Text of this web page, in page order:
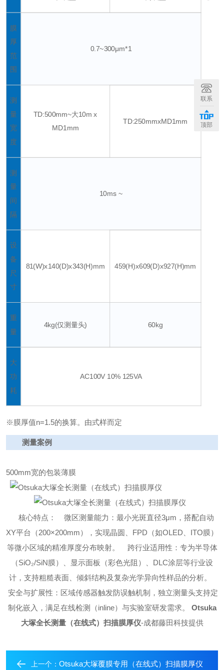
膜
厚
范
围
0.7~300μm*1
测
量
宽
度
TD:500mm~大10m x
MD1mm
TD:250mmxMD1mm
测
量
间
隔
10ms ~
设
备
尺
寸
81(W)x140(D)x343(H)mm 459(H)x609(D)x927(H)mm
重
量
4kg(仅测量头) 60kg
大
功
耗
AC100V 10% 125VA
※膜厚值n=1.5的换算。由式样而定
测量案例
500mm宽的包装薄膜
核心特点：
微区测量能力：最小光斑直径3μm，搭配自动
XY平台（200×200mm），实现晶圆、FPD（如OLED、ITO膜）
等微小区域的精准厚度分布映射。
跨行业适用性：专为半导体
（SiO₂/SiN膜）、显示面板（彩色光阻）、DLC涂层等行业设
计，支持粗糙表面、倾斜结构及复杂光学异向性样品的分析。
安全与扩展性：区域传感器触发防误触机制，独立测量头支持定
制化嵌入，满足在线检测（inline）与实验室研发需求。
Otsuka
大塚全长测量（在线式）扫描膜厚仪-成都藤田科技提供
上一个： Otsuka大塚覆膜专用（在线式）扫描膜厚仪
联系
顶部